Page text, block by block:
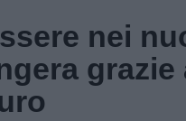
nei